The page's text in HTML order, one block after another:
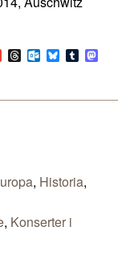
GmailThreadsOutlook.com
BlueskyTumblr
, Historia,
, Konserter i